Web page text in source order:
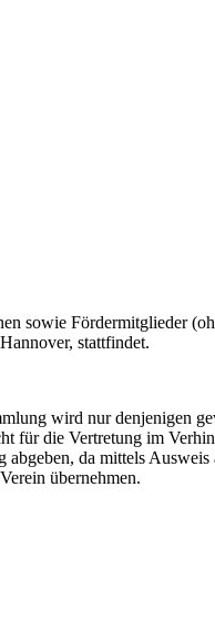
sowie Fördermitglieder
stattfindet.
wird nur denjenigen
für die Vertretung im
da mittels
übernehmen.